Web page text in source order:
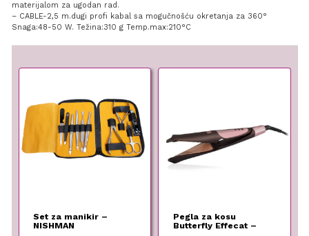
materijalom za ugodan rad.
– CABLE-2,5 m.dugi profi kabal sa mogučnošću okretanja za 360°
Snaga:48-50 W. Težina:310 g Temp.max:210°C
Set za manikir –
NISHMAN
Pegla za kosu
Butterfly Effecat –